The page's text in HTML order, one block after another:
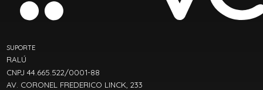
SUPORTE
RALÚ
CNPJ 44.665.522/0001-88
AV. CORONEL FREDERICO LINCK, 233